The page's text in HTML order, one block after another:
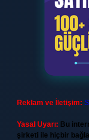
Reklam ve İletişim:
Yasal Uyarı: Bu
şirketi ile hiçbir